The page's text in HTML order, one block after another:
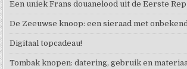
Een uniek Frans douanelood uit de Eerste
De Zeeuwse knoop: een sieraad met
Digitaal topcadeau!
Tombak knopen: datering, gebruik en